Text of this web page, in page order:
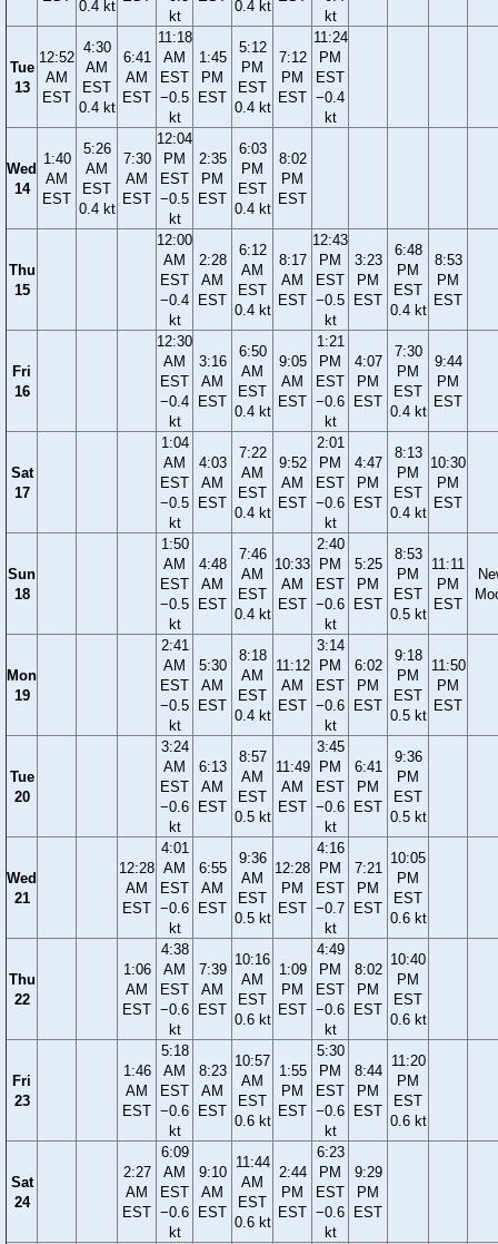
0.4 kt
kt
0.4 kt
kt
Tue
13
12:52
AM
EST
4:30
AM
EST
0.4 kt
6:41
AM
EST
11:18
AM
EST
−0.5
kt
1:45
PM
EST
5:12
PM
EST
0.4 kt
7:12
PM
EST
11:24
PM
EST
−0.4
kt
Wed
14
1:40
AM
EST
5:26
AM
EST
0.4 kt
7:30
AM
EST
12:04
PM
EST
−0.5
kt
2:35
PM
EST
6:03
PM
EST
0.4 kt
8:02
PM
EST
Thu
15
12:00
AM
EST
−0.4
kt
2:28
AM
EST
6:12
AM
EST
0.4 kt
8:17
AM
EST
12:43
PM
EST
−0.5
kt
3:23
PM
EST
6:48
PM
EST
0.4 kt
8:53
PM
EST
Fri
16
12:30
AM
EST
−0.4
kt
3:16
AM
EST
6:50
AM
EST
0.4 kt
9:05
AM
EST
1:21
PM
EST
−0.6
kt
4:07
PM
EST
7:30
PM
EST
0.4 kt
9:44
PM
EST
Sat
17
1:04
AM
EST
−0.5
kt
4:03
AM
EST
7:22
AM
EST
0.4 kt
9:52
AM
EST
2:01
PM
EST
−0.6
kt
4:47
PM
EST
8:13
PM
EST
0.4 kt
10:30
PM
EST
Sun
18
1:50
AM
EST
−0.5
kt
4:48
AM
EST
7:46
AM
EST
0.4 kt
10:33
AM
EST
2:40
PM
EST
−0.6
kt
5:25
PM
EST
8:53
PM
EST
0.5 kt
11:11
PM
EST
Mon
19
2:41
AM
EST
−0.5
kt
5:30
AM
EST
8:18
AM
EST
0.4 kt
11:12
AM
EST
3:14
PM
EST
−0.6
kt
6:02
PM
EST
9:18
PM
EST
0.5 kt
11:50
PM
EST
Tue
20
3:24
AM
EST
−0.6
kt
6:13
AM
EST
8:57
AM
EST
0.5 kt
11:49
AM
EST
3:45
PM
EST
−0.6
kt
6:41
PM
EST
9:36
PM
EST
0.5 kt
Wed
21
12:28
AM
EST
4:01
AM
EST
−0.6
kt
6:55
AM
EST
9:36
AM
EST
0.5 kt
12:28
PM
EST
4:16
PM
EST
−0.7
kt
7:21
PM
EST
10:05
PM
EST
0.6 kt
Thu
22
1:06
AM
EST
4:38
AM
EST
−0.6
kt
7:39
AM
EST
10:16
AM
EST
0.6 kt
1:09
PM
EST
4:49
PM
EST
−0.6
kt
8:02
PM
EST
10:40
PM
EST
0.6 kt
Fri
23
1:46
AM
EST
5:18
AM
EST
−0.6
kt
8:23
AM
EST
10:57
AM
EST
0.6 kt
1:55
PM
EST
5:30
PM
EST
−0.6
kt
8:44
PM
EST
11:20
PM
EST
0.6 kt
Sat
24
2:27
AM
EST
6:09
AM
EST
−0.6
kt
9:10
AM
EST
11:44
AM
EST
0.6 kt
2:44
PM
EST
6:23
PM
EST
−0.6
kt
9:29
PM
EST